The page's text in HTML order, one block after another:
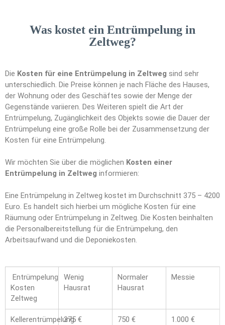
Was kostet ein Entrümpelung in
Zeltweg?
Die Kosten für eine Entrümpelung in Zeltweg sind sehr
unterschiedlich. Die Preise können je nach Fläche des Hauses,
der Wohnung oder des Geschäftes sowie der Menge der
Gegenstände variieren. Des Weiteren spielt die Art der
Entrümpelung, Zugänglichkeit des Objekts sowie die Dauer der
Entrümpelung eine große Rolle bei der Zusammensetzung der
Kosten für eine Entrümpelung.
Wir möchten Sie über die möglichen Kosten einer
Entrümpelung in Zeltweg informieren:
Eine Entrümpelung in Zeltweg kostet im Durchschnitt 375 – 4200
Euro. Es handelt sich hierbei um mögliche Kosten für eine
Räumung oder Entrümpelung in Zeltweg. Die Kosten beinhalten
die Personalbereitstellung für die Entrümpelung, den
Arbeitsaufwand und die Deponiekosten.
Entrümpelung
Kosten
Zeltweg
Wenig
Hausrat
Normaler
Hausrat
Messie
Kellerentrümpelung
375 € 750 € 1.000 €